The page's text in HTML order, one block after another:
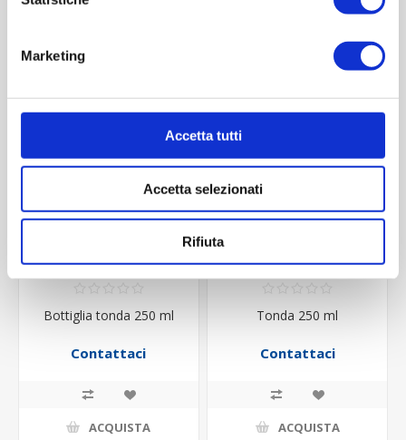
Marketing
Accetta tutti
Accetta selezionati
Rifiuta
Bottiglia tonda 250 ml
Contattaci
ACQUISTA
Tonda 250 ml
Contattaci
ACQUISTA